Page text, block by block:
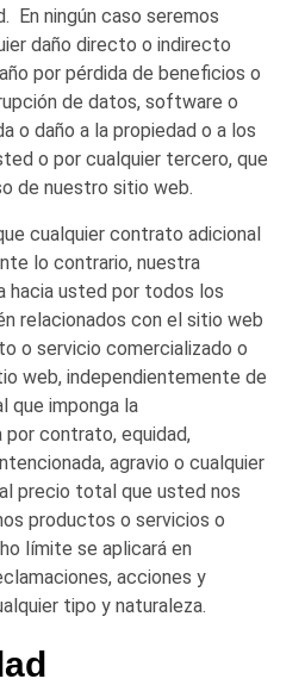
En ningún caso seremos
daño directo o indirecto
por pérdida de beneficios o
de datos, software o
o daño a la propiedad o a los
o por cualquier tercero, que
de nuestro sitio web.
cualquier contrato adicional
lo contrario, nuestra
hacia usted por todos los
relacionados con el sitio web
o servicio comercializado o
web, independientemente de
que imponga la
por contrato, equidad,
agravio o cualquier
precio total que usted nos
productos o servicios o
límite se aplicará en
acciones y
tipo y naturaleza.